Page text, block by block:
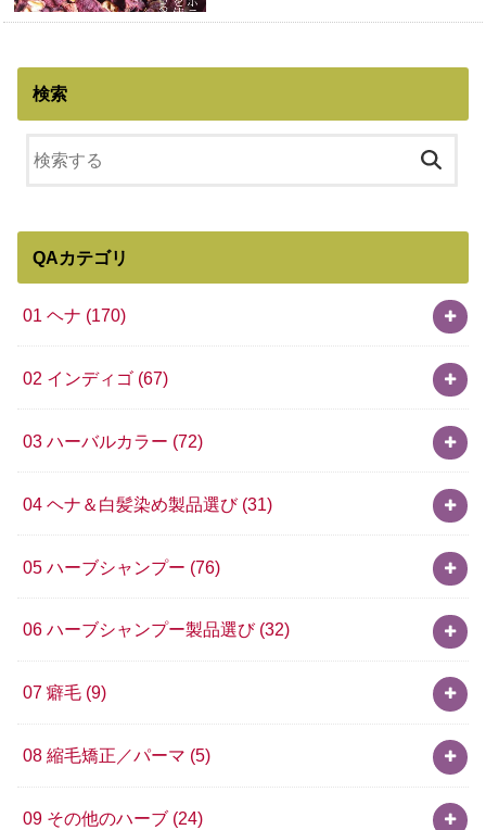
検索
QAカテゴリ
01 ヘナ (170)
02 インディゴ (67)
03 ハーバルカラー (72)
04 ヘナ＆白髪染め製品選び (31)
05 ハーブシャンプー (76)
06 ハーブシャンプー製品選び (32)
07 癖毛 (9)
08 縮毛矯正／パーマ (5)
09 その他のハーブ (24)